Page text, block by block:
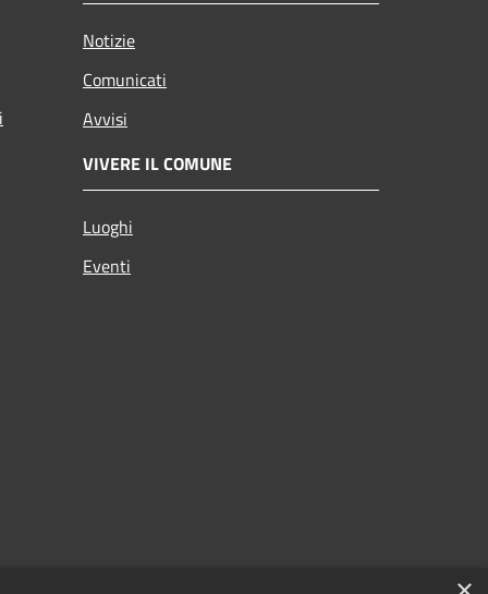
Notizie
Comunicati
Avvisi
VIVERE IL COMUNE
Luoghi
Eventi